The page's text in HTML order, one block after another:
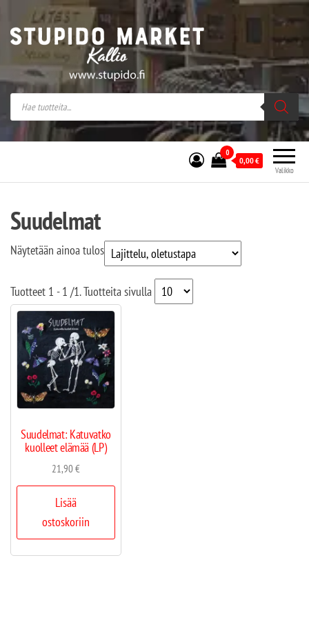
Stupido Market – verkossa ja kivijalassa
Stupido Market on vaihtoehtomusaan
erikoistunut verkko- sekä
kivijalkakauppa Helsingissä Kallion
sydämessä.
Valikko
0
0,00€
Suudelmat
Näytetään ainoa tulos
Tuotteet 1 - 1 /1. Tuotteita sivulla
Suudelmat: Katuvatko
kuolleet elämää (LP)
21,90€
Lisää
ostoskoriin